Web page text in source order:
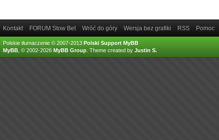
Kontakt FORUM Stow Bet Wróć do góry Wersja bez grafiki RSS Pomoc
Polskie tłumaczenie © 2007-2013 Polski Support MyBB
MyBB , © 2002-2026 MyBB Group Theme created by Justin S.